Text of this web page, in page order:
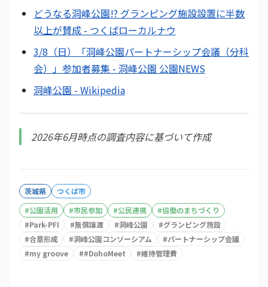
どうなる洞峰公園!? グランピング施設設置に半数
以上が賛成 - つくばローカルナウ
3/8（日）「洞峰公園パートナーシップ会議（分科
会）」参加者募集 - 洞峰公園 公園NEWS
洞峰公園 - Wikipedia
2026年6月時点の調査内容に基づいて作成
茨城県
つくば市
#公園活用 #市民参加 #公民連携 #協働のまちづくり
#Park-PFI #無償譲渡 #洞峰公園 #グランピング施設
#合意形成 #洞峰公園コンソーシアム #パートナーシップ会議
#my groove ##DohoMeet #維持管理費